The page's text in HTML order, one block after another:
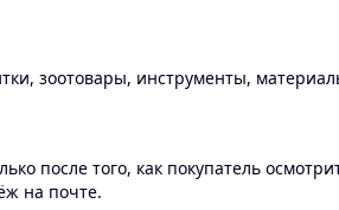
зоотовары, инструменты,
после того, как покупатель
на почте.